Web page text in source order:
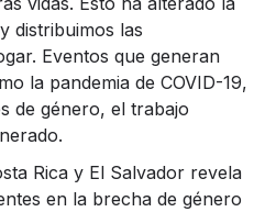
distribuimos las
Eventos que generan
la pandemia de COVID-19,
de género, el trabajo
Rica y El Salvador revela
en la brecha de género